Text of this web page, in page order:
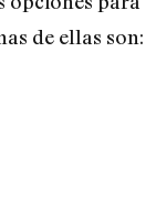
de ellas son: